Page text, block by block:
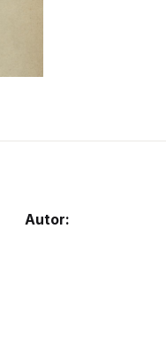
Autor: